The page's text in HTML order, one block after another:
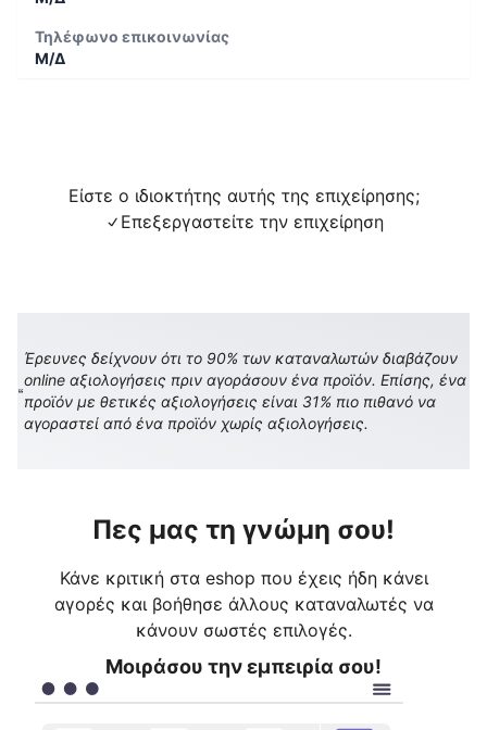
Τηλέφωνο επικοινωνίας
Μ/Δ
Είστε ο ιδιοκτήτης αυτής της επιχείρησης;
Επεξεργαστείτε την επιχείρηση
Έρευνες δείχνουν ότι το 90% των καταναλωτών διαβάζουν
online αξιολογήσεις πριν αγοράσουν ένα προϊόν. Επίσης, ένα
προϊόν με θετικές αξιολογήσεις είναι 31% πιο πιθανό να
αγοραστεί από ένα προϊόν χωρίς αξιολογήσεις.
Πες μας τη γνώμη σου!
Κάνε κριτική στα eshop που έχεις ήδη κάνει
αγορές και βοήθησε άλλους καταναλωτές να
κάνουν σωστές επιλογές.
Μοιράσου την εμπειρία σου!